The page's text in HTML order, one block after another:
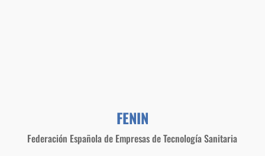
FENIN
Federación Española de Empresas de Tecnología Sanitaria